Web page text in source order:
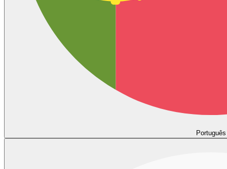
Português